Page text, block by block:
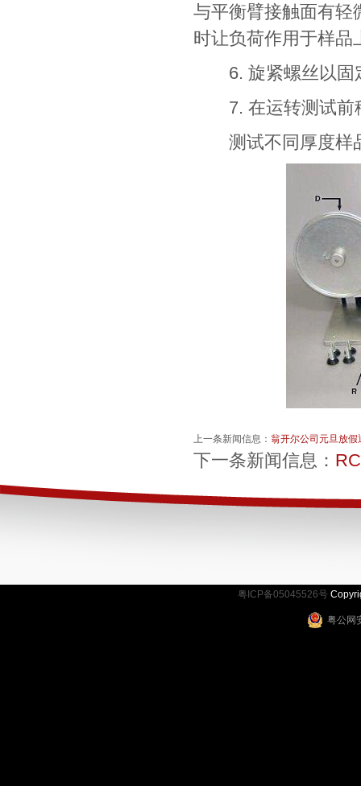
与平衡臂接触面有轻
时让负荷作用于样品
6. 旋紧螺丝以固
7. 在运转测试前
测试不同厚度样
上一条新闻信息： 翁开尔公司元旦放假
下一条新闻信息：
粤ICP备05045526号
粤公网